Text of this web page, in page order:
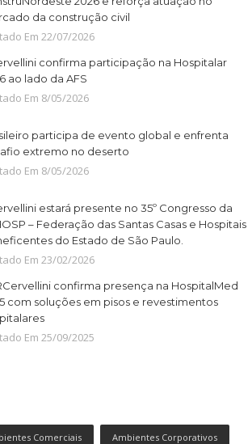
da construção civil
Em 22/07/2026
confirma participação na Hospitalar
ao lado da AFS
Em 8/05/2026
participa de evento global e enfrenta
extremo no deserto
Em 8/05/2026
estará presente no 35º Congresso da
– Federação das Santas Casas e Hospitais
do Estado de São Paulo.
Em 23/02/2026
confirma presença na HospitalMed
com soluções em pisos e revestimentos
Em 25/09/2025
Comerciais Ambientes Corporativos